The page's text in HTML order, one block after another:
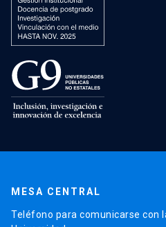
MESA CENTRAL
Teléfono para comunicarse con